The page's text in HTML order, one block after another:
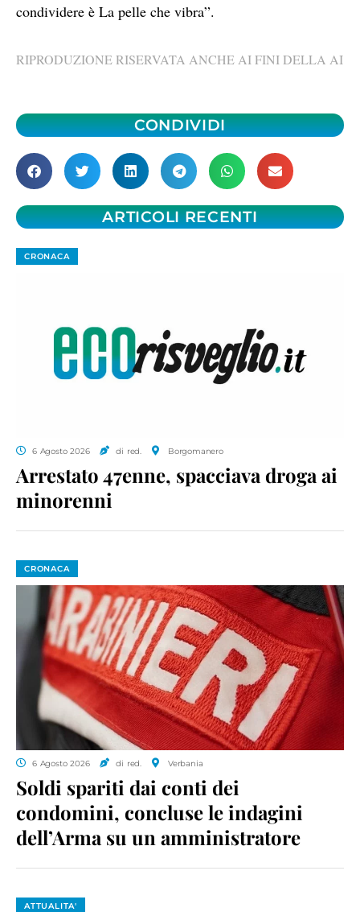
condividere è La pelle che vibra”.
RIPRODUZIONE RISERVATA ANCHE AI FINI DELLA AI
CONDIVIDI
ARTICOLI RECENTI
CRONACA
6 Agosto 2026 di red. Borgomanero
Arrestato 47enne, spacciava droga ai
minorenni
CRONACA
6 Agosto 2026 di red. Verbania
Soldi spariti dai conti dei
condomini, concluse le indagini
dell’Arma su un amministratore
ATTUALITA'